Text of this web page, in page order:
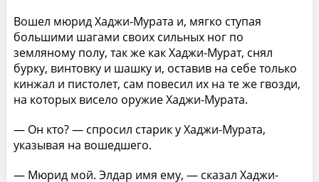
Вошел мюрид Хаджи-Мурата и, мягко ступая
большими шагами своих сильных ног по
земляному полу, так же как Хаджи-Мурат, снял
бурку, винтовку и шашку и, оставив на себе только
кинжал и пистолет, сам повесил их на те же гвозди,
на которых висело оружие Хаджи-Мурата.
— Он кто? — спросил старик у Хаджи-Мурата,
указывая на вошедшего.
— Мюрид мой. Элдар имя ему, — сказал Хаджи-